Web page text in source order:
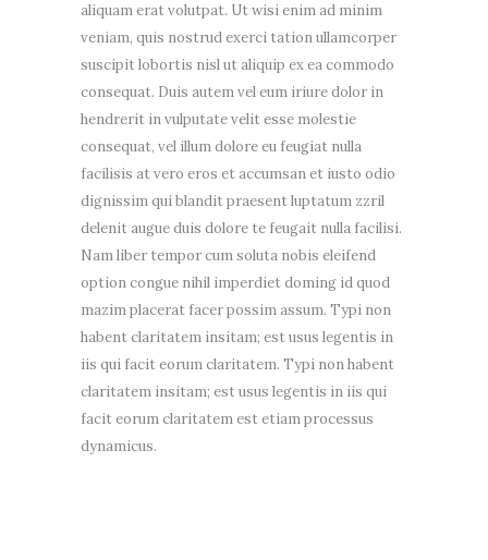
aliquam erat volutpat. Ut wisi enim ad minim
veniam, quis nostrud exerci tation ullamcorper
suscipit lobortis nisl ut aliquip ex ea commodo
consequat. Duis autem vel eum iriure dolor in
hendrerit in vulputate velit esse molestie
consequat, vel illum dolore eu feugiat nulla
facilisis at vero eros et accumsan et iusto odio
dignissim qui blandit praesent luptatum zzril
delenit augue duis dolore te feugait nulla facilisi.
Nam liber tempor cum soluta nobis eleifend
option congue nihil imperdiet doming id quod
mazim placerat facer possim assum. Typi non
habent claritatem insitam; est usus legentis in
iis qui facit eorum claritatem. Typi non habent
claritatem insitam; est usus legentis in iis qui
facit eorum claritatem est etiam processus
dynamicus.